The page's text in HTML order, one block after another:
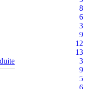
8
6
3
9
12
13
3
9
5
6